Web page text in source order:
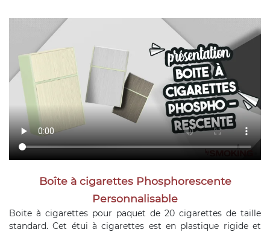
Boîte à cigarettes Phosphorescente
Personnalisable
Boite à cigarettes pour paquet de 20 cigarettes de taille
standard. Cet étui à cigarettes est en plastique rigide et